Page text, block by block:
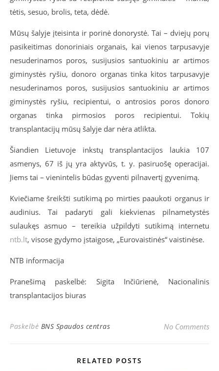
tėtis, sesuo, brolis, teta, dėdė.
Mūsų šalyje įteisinta ir porinė donorystė. Tai – dviejų porų
pasikeitimas donoriniais organais, kai vienos tarpusavyje
nesuderinamos poros, susijusios santuokiniu ar artimos
giminystės ryšiu, donoro organas tinka kitos tarpusavyje
nesuderinamos poros, susijusios santuokiniu ar artimos
giminystės ryšiu, recipientui, o antrosios poros donoro
organas tinka pirmosios poros recipientui. Tokių
transplantacijų mūsų šalyje dar nėra atlikta.
Šiandien Lietuvoje inkstų transplantacijos laukia 107
asmenys, 67 iš jų yra aktyvūs, t. y. pasiruošę operacijai.
Jiems tai – vienintelis būdas gyventi pilnavertį gyvenimą.
Kviečiame šreikšti sutikimą po mirties paaukoti organus ir
audinius. Tai padaryti gali kiekvienas pilnametystės
sulaukęs asmuo – tereikia užpildyti sutikimą internetu
ntb.lt, visose gydymo įstaigose, „Eurovaistinės“ vaistinėse.
NTB informacija
Pranešimą paskelbė: Sigita Inčiūrienė, Nacionalinis
transplantacijos biuras
Paskelbė BNS Spaudos centras No Comments
RELATED POSTS